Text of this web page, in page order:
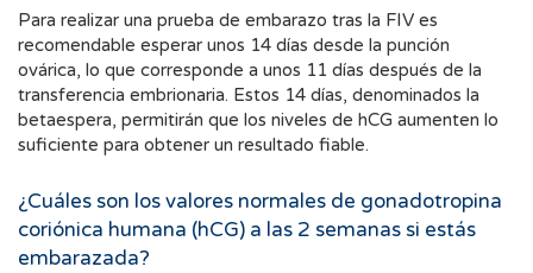
Para realizar una prueba de embarazo tras la FIV es
recomendable esperar unos 14 días desde la punción
ovárica, lo que corresponde a unos 11 días después de la
transferencia embrionaria. Estos 14 días, denominados la
betaespera, permitirán que los niveles de hCG aumenten lo
suficiente para obtener un resultado fiable.
¿Cuáles son los valores normales de gonadotropina
coriónica humana (hCG) a las 2 semanas si estás
embarazada?